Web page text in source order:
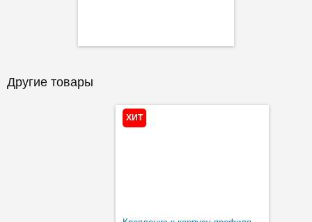
Другие товары
ХИТ